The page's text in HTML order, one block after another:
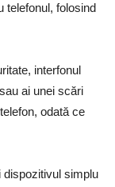
telefonul, folosind
interfonul
ai unei scări
odată ce
dispozitivul simplu